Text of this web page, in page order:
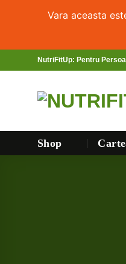
Vara aceasta
NutriFitUp: Pentru
Shop